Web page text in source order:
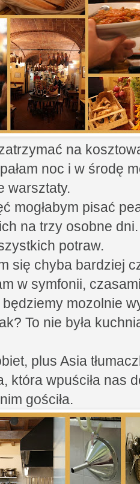
na
noc i w środę
warsztaty.
mogłabym pisać
na trzy osobne dni.
potraw.
się chyba bardziej
w symfonii,
będziemy mozolnie
To nie była
plus Asia
która wpuściła nas
gościła.